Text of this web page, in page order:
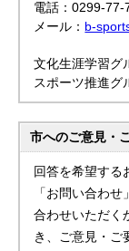
電話：0299-77-
メール： b-
文化生涯学習グ
スポーツ推進グ
市へのご意見・
回答を希望する
「お問い合わ
合わせいただく
き、ご意見・ご